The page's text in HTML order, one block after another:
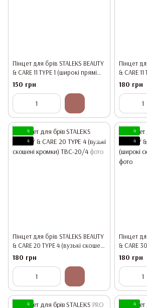
Пінцет для брів STALEKS BEAUTY
& CARE 11 TYPE 1 (широкі прямі
кромки)
150 грн
Пінцет
& CARE
кромки)
180 грн
4
4
Пінцет для брів STALEKS BEAUTY
& CARE 20 TYPE 4 (вузькі скошені
кромки)
180 грн
4
4
Пінцет
& CARE
скошені
180 грн
4
4